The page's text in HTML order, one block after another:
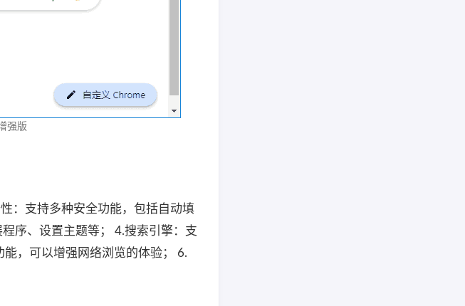
强版
：支持多种安全功能，包括自动填
序、设置主题等； 4.搜索引擎：支
，可以增强网络浏览的体验； 6.